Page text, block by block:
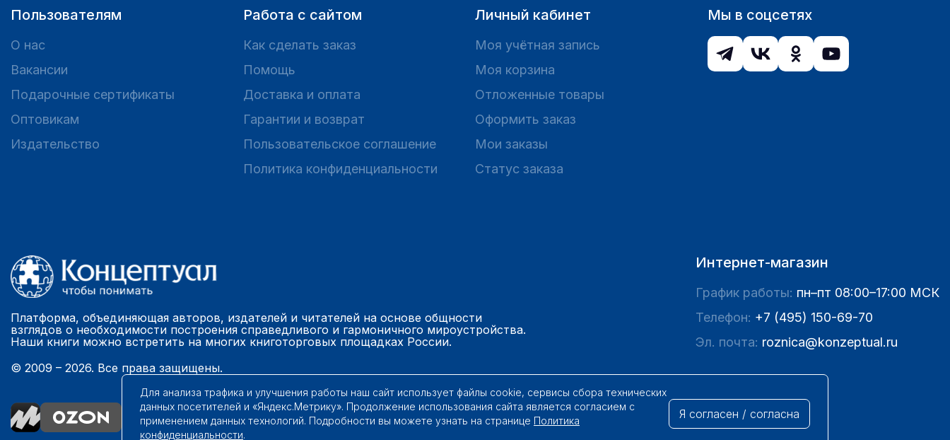
Пользователям
О нас
Вакансии
Подарочные сертификаты
Оптовикам
Издательство
Работа с сайтом
Как сделать заказ
Помощь
Доставка и оплата
Гарантии и возврат
Пользовательское соглашение
Политика конфиденциальности
Личный кабинет
Моя учётная запись
Моя корзина
Отложенные товары
Оформить заказ
Мои заказы
Статус заказа
Мы в соцсетях
Платформа, объединяющая авторов, издателей и читателей на основе общности
взглядов о необходимости построения справедливого и гармоничного мироустройства.
Наши книги можно встретить на многих книготорговых площадках России.
© 2009 – 2026. Все права защищены.
Интернет-магазин
График работы: пн–пт 08:00–17:00 МСК
Телефон: +7 (495) 150-69-70
Эл. почта: roznica@konzeptual.ru
Для анализа трафика и улучшения работы наш сайт использует файлы cookie, сервисы сбора технических
данных посетителей и «Яндекс.Метрику». Продолжение использования сайта является согласием с
применением данных технологий. Подробности вы можете узнать на странице Политика
конфиденциальности.
Я согласен / согласна